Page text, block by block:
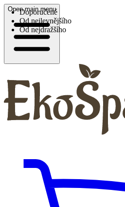
Open main menu
Doporučené
Od nejlevnějšího
Od nejdražšího